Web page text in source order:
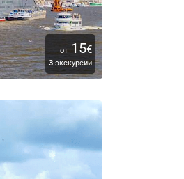
от15€
3 экскурсии